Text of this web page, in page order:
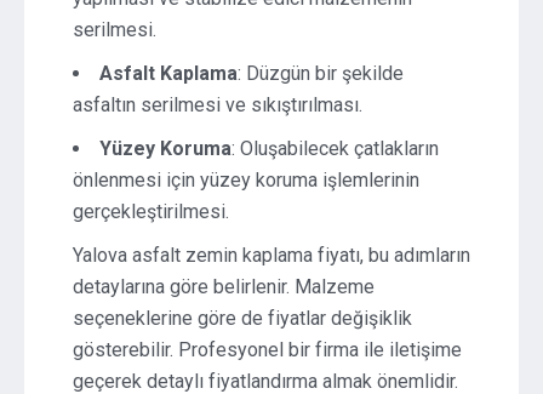
serilmesi.
Asfalt Kaplama: Düzgün bir şekilde
asfaltın serilmesi ve sıkıştırılması.
Yüzey Koruma: Oluşabilecek çatlakların
önlenmesi için yüzey koruma işlemlerinin
gerçekleştirilmesi.
Yalova asfalt zemin kaplama fiyatı, bu adımların
detaylarına göre belirlenir. Malzeme
seçeneklerine göre de fiyatlar değişiklik
gösterebilir. Profesyonel bir firma ile iletişime
geçerek detaylı fiyatlandırma almak önemlidir.